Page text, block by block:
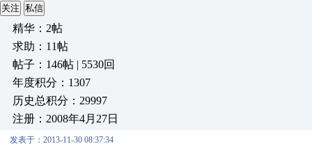
关注 私信
精华：2帖
求助：11帖
帖子：146帖 | 5530回
年度积分：1307
历史总积分：29997
注册：2008年4月27日
发表于：2013-11-30 08:37:34